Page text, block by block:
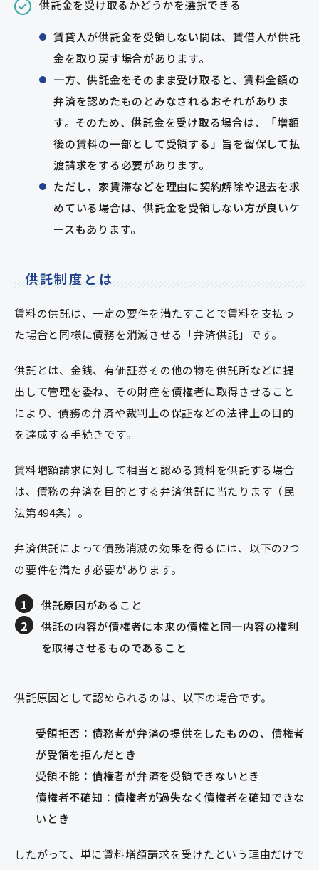
供託金を受け取るかどうかを選択できる
賃貸人が供託金を受領しない間は、賃借人が供託
金を取り戻す場合があります。
一方、供託金をそのまま受け取ると、賃料全額の
弁済を認めたものとみなされるおそれがありま
す。そのため、供託金を受け取る場合は、「増額
後の賃料の一部として受領する」旨を留保して払
渡請求をする必要があります。
ただし、家賃滞などを理由に契約解除や退去を求
めている場合は、供託金を受領しない方が良いケ
ースもあります。
供託制度とは
賃料の供託は、一定の要件を満たすことで賃料を支払っ
た場合と同様に債務を消滅させる「弁済供託」です。
供託とは、金銭、有価証券その他の物を供託所などに提
出して管理を委ね、その財産を債権者に取得させること
により、債務の弁済や裁判上の保証などの法律上の目的
を達成する手続きです。
賃料増額請求に対して相当と認める賃料を供託する場合
は、債務の弁済を目的とする弁済供託に当たります（民
法第494条）。
弁済供託によって債務消滅の効果を得るには、以下の2つ
の要件を満たす必要があります。
供託原因があること
供託の内容が債権者に本来の債権と同一内容の権利
を取得させるものであること
供託原因として認められるのは、以下の場合です。
受領拒否：債務者が弁済の提供をしたものの、債権者
が受領を拒んだとき
受領不能：債権者が弁済を受領できないとき
債権者不確知：債権者が過失なく債権者を確知できな
いとき
したがって、単に賃料増額請求を受けたという理由だけで